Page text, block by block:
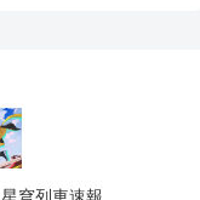
穹列車速報.